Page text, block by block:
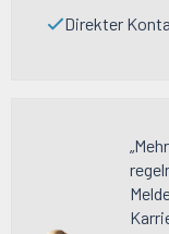
Direkter